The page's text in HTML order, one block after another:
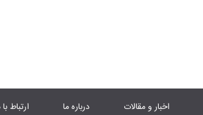
اخبار و مقالات درباره ما ارتباط